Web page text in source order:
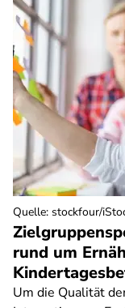
rund um
Um die Qualität
Quelle: stockfour/